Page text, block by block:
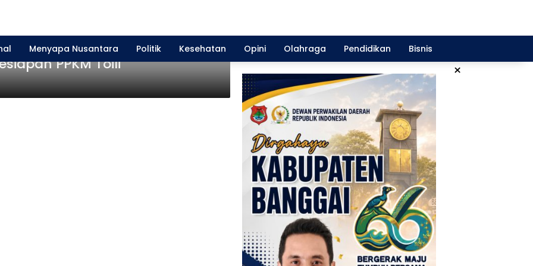
Menyapa Nusantara Politik Kesehatan Opini Olahraga Pendidikan Bisnis
×
PPKM Toili